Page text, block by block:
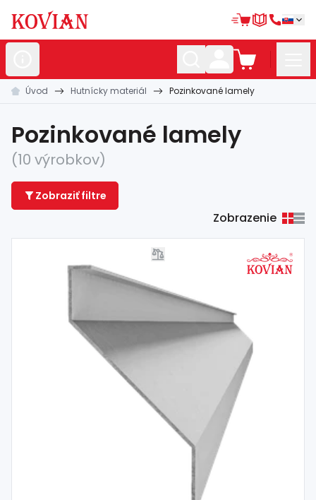
Nerezovépolotovary
Hliníkové
Kované polotovary
Zábradlia amadlá
Bránovésystémy
Automatizácia
Dom, dielňa,záhrada
materiál
Úvod Hutnícky materiál Pozinkované lamely
Pozinkované lamely
(10 výrobkov)
Zobraziť filtre
Zobrazenie